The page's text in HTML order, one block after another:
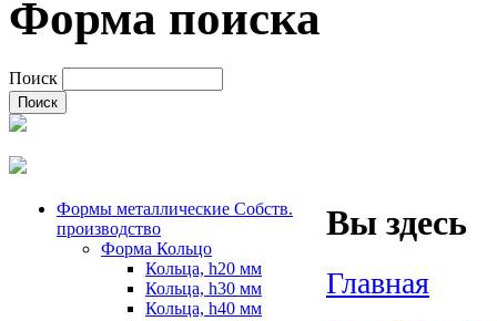
Форма поиска
Поиск
Формы металлические Собств.
производство
Форма Кольцо
Кольца, h20 мм
Кольца, h30 мм
Кольца, h40 мм
Вы здесь
Главная